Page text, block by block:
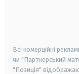
Всі комерційні
чи "Партнерський
"Позиція"